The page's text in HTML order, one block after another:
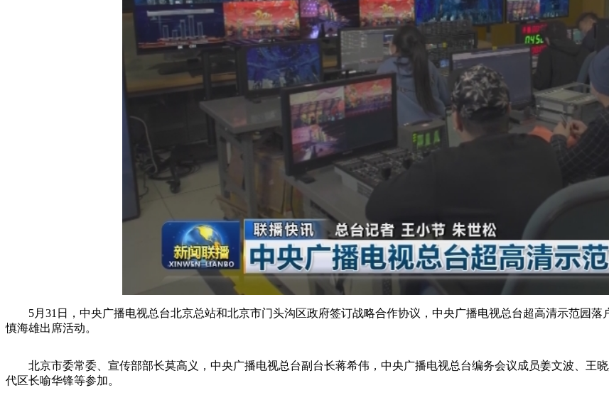
乡村振兴 生态环境 一带一路 央博 非遗 文化 旅游 科普 健康 乐龄
大国展会 大国保险 云顶对话 超级工厂 智敬中国 全民健康 颜选攻略
节目单 栏目 片库 总台企业白名单
5月31日，中央广播电视总台北京总站和北京市门头沟区政府签订战略合作协议，中央广播电视总台超高清示范园落
慎海雄出席活动。
北京市委常委、宣传部部长莫高义，中央广播电视总台副台长蒋希伟，中央广播电视总台编务会议成员姜文波、王晓
代区长喻华锋等参加。